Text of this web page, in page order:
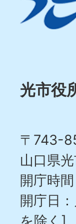
市
Hikari
光市役
〒743-
山口県
開庁時
開庁日
を除く]